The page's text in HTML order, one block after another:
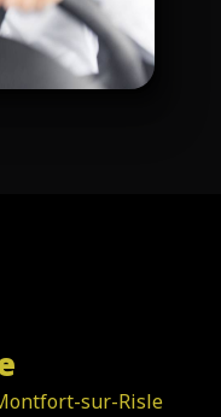
sur-Risle